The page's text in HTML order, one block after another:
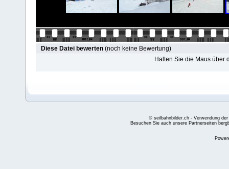
Diese Datei bewerten (noch keine Bewertung)
Halten Sie die Maus über
© seilbahnbilder.ch - Verwendung
Besuchen Sie auch unsere Partnerseiten